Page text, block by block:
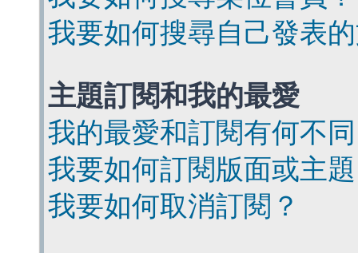
我要如何搜尋自己發表
主題訂閱和我的最愛
我的最愛和訂閱有何不
我要如何訂閱版面或主
我要如何取消訂閱？